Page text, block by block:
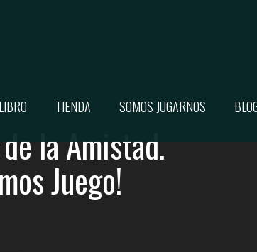
LIBRO TIENDA SOMOS JUGARNOS
la Amistad.
Juego!